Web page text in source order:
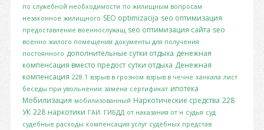
по служебной необходимости по жилищным вопросам
незаконное жилищного SEO optimizacija seo оптимизация
предоставление военнослужащ seo оптимизация сайта seo
военно жилого помещения документы для получения
постоянного дополнительные сутки отдыха денежная
компенсация вместо предост сутки отдыха Денежная
компенсация 228.1 взрыв в грозном взрыв в чечне ханкала лист
беседы при увольнении замена сертификат ипотека
Мобилизация мобилизованный Наркотические средства 228
УК 228 наркотики ГАИ. ГИБДД от наказания от н судья суд
судебные расходы компенсация услуг судебных представ